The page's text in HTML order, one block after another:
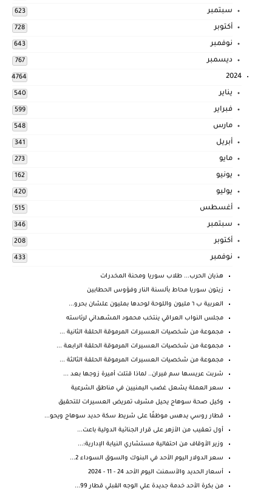
سبتمبر 623
أكتوبر 728
نوفمبر 643
ديسمبر 767
2024
4764
يناير 540
فبراير 599
مارس 548
أبريل 341
مايو 273
يونيو 162
يوليو 420
أغسطس 515
سبتمبر 346
أكتوبر 208
نوفمبر 433
هذيان الحرب... طلاب سوريا ومحنة المخدرات
زيتون سوريا محاط بألسنة النار وفؤوس الحطابين
العربية ب ٦ مليون واللوحة لوحدها بمليون علشان بحرو...
مجلس النواب العراقي ينتخب محمود المشهداني لرئاسته
مجموعة من شخصيات العسيرات المرموقة الحلقة الثانية ...
مجموعة من شخصيات العسيرات المرموقة الحلقة الرابعة ...
مجموعة من شخصيات العسيرات المرموقة الحلقة الثالثة ...
شربت عريسها سم فيران.. لماذا قتلت أميرة زوجها بعد ...
سعر العملة يشعل غضب اليمنيين في مناطق الشرعية
وكيل صحة سوهاج يحيل مشرف تمريض العسيرات للتحقيق
قطار روسي يدهس موظفًا على شريط سكة حديد سوهاج ويحو...
أول تعقيب من الأزهر على قرار الجنائية الدولية باعت...
وزير الأوقاف من احتفالية مستشاري النيابة الإدارية:...
سعر الدولار اليوم الأحد في البنوك والسوق السوداء 2...
أسعار الحديد والأسمنت اليوم الأحد 24 - 11 - 2024
من بكرة الأحد خدمة جديدة علي الوجه القبلي قطار 99...